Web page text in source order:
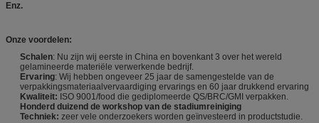
Enz.
Onze voordelen:
Schalen: Nu zijn wij eerste in China en bovenkant 3 over het wereld
gelamineerde materiële verwerkende bedrijf.
Ervaring: Wij hebben ongeveer 25 jaar de samengestelde van de
verpakkingsmateriaalvervaardiging ervarings en 60 jaar drukkend ervaring
Kwaliteit: ISO 9001/food die gediplomeerde QS/BRC/GMI verpakken.
Honderd duizend de workshop van de stadiumreiniging
Techniek: zeer vele onderzoekers worden geïnvesteerd in productstudie.